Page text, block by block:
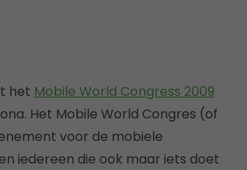
het Mobile World Congress 2009
Het Mobile World Congres (of
voor de mobiele
iedereen die ook maar iets doet